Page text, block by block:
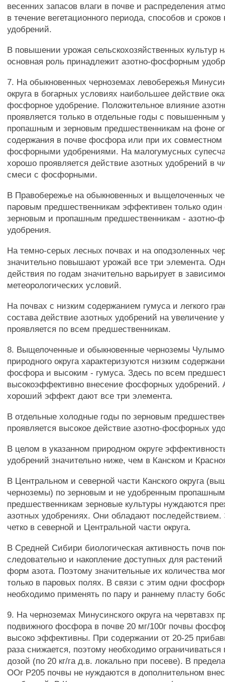
весенних запасов влаги в почве и распределения
в течение вегетационного периода, способов и сроков
удобрений.
В повышении урожая сельскохозяйственных культур
основная роль принадлежит азотно-фосфорным
7. На обыкновенных черноземах левобережья
округа в богарных условиях наибольшее действие
фосфорное удобрение. Положительное влияние
проявляется только в отдельные годы с повышенным
пропашным и зерновым предшественникам на фоне
содержания в почве фосфора или при их совместном
фосфорными удобрениями. На малогумусных
хорошо проявляется действие азотных удобрений в
смеси с фосфорными.
В Правобережье на обыкновенных и выщелоченных
паровым предшественникам эффективен только
зерновым и пропашным предшественникам - азотно-
удобрения.
На темно-серых лесных почвах и на оподзоленных
значительно повышают урожай все три элемента.
действия по годам значительно варьирует в
метеорологических условий.
На почвах с низким содержанием гумуса и легкого
состава действие азотных удобрений на увеличение
проявляется по всем предшественникам.
8. Выщелоченные и обыкновенные черноземы
природного округа характеризуются низким
фосфора и высоким - гумуса. Здесь по всем
высокоэффективно внесение фосфорных удобрений.
хороший эффект дают все три элемента.
В отдельные холодные годы по зерновым
проявляется высокое действие азотно-фосфорных
В целом в указанном природном округе
удобрений значительно ниже, чем в Канском и
В Центральном и северной части Канского округа
черноземы) по зерновым и не удобренным пропашным
предшественникам зерновые культуры нуждаются
азотных удобрениях. Они обладают
четко в северной и Центральной части округа.
В Средней Сибири биологическая активность почв
следовательно и накопление доступных для
форм азота. Поэтому значительные их количества
только в паровых полях. В связи с этим одни
необходимо применять по пару и раннему пласту
9. На черноземах Минусинского округа на червтавзх
подвижного фосфора в почве 20 мг/100г почвы
высоко эффективны. При содержании от 20-25
раза снижается, поэтому необходимо
дозой (по 20 кг/га д.в. локально при посеве). В
ООг Р205 почвы не нуждаются в дополнительном